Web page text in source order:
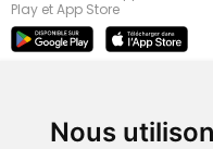
Nous
Play et App Store